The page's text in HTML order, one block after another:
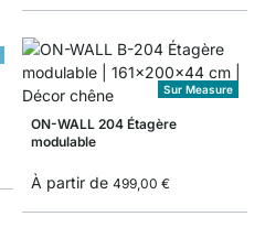
Sur Measure
ON-WALL 204 Étagère
modulable
À partir de 499,00 €